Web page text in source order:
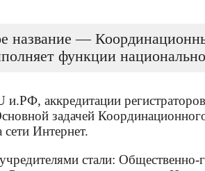
название —
функции
аккредитации
задачей
Интернет.
стали: Общественно-